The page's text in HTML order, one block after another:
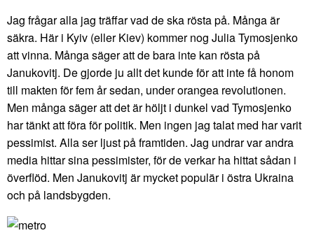
Jag frågar alla jag träffar vad de ska rösta på. Många är
säkra. Här i Kyiv (eller Kiev) kommer nog Julia Tymosjenko
att vinna. Många säger att de bara inte kan rösta på
Janukovitj. De gjorde ju allt det kunde för att inte få honom
till makten för fem år sedan, under orangea revolutionen.
Men många säger att det är höljt i dunkel vad Tymosjenko
har tänkt att föra för politik. Men ingen jag talat med har varit
pessimist. Alla ser ljust på framtiden. Jag undrar var andra
media hittar sina pessimister, för de verkar ha hittat sådan i
överflöd. Men Janukovitj är mycket populär i östra Ukraina
och på landsbygden.